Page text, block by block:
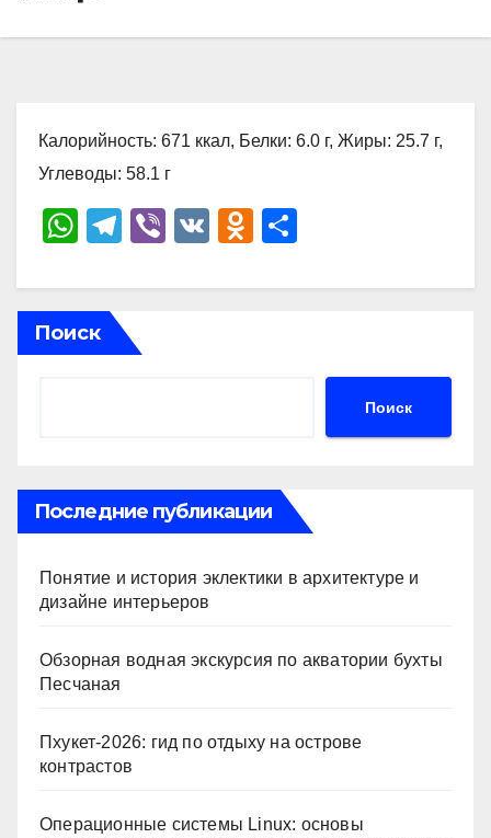
Калорийность: 671 ккал, Белки: 6.0 г, Жиры: 25.7 г,
Углеводы: 58.1 г
W
at
s
A
T
e
gr
a
Vi
er
V
O
n
ki
р
ть
Поиск
Поиск
Последние публикации
Понятие и история эклектики в архитектуре и
дизайне интерьеров
Обзорная водная экскурсия по акватории бухты
Песчаная
Пхукет-2026: гид по отдыху на острове
контрастов
Операционные системы Linux: основы